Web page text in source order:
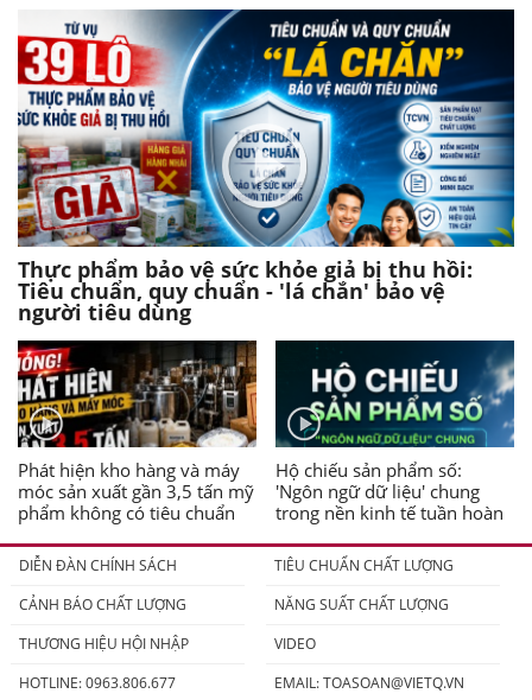
Thực phẩm bảo vệ sức khỏe giả bị thu hồi:
Tiêu chuẩn, quy chuẩn - 'lá chắn' bảo vệ
người tiêu dùng
Phát hiện kho hàng và máy
móc sản xuất gần 3,5 tấn mỹ
phẩm không có tiêu chuẩn
Hộ chiếu sản phẩm số:
'Ngôn ngữ dữ liệu' chung
trong nền kinh tế tuần hoàn
DIỄN ĐÀN CHÍNH SÁCH
TIÊU CHUẨN CHẤT LƯỢNG
CẢNH BÁO CHẤT LƯỢNG
NĂNG SUẤT CHẤT LƯỢNG
THƯƠNG HIỆU HỘI NHẬP
VIDEO
HOTLINE: 0963.806.677
EMAIL:TOASOAN@VIETQ.VN